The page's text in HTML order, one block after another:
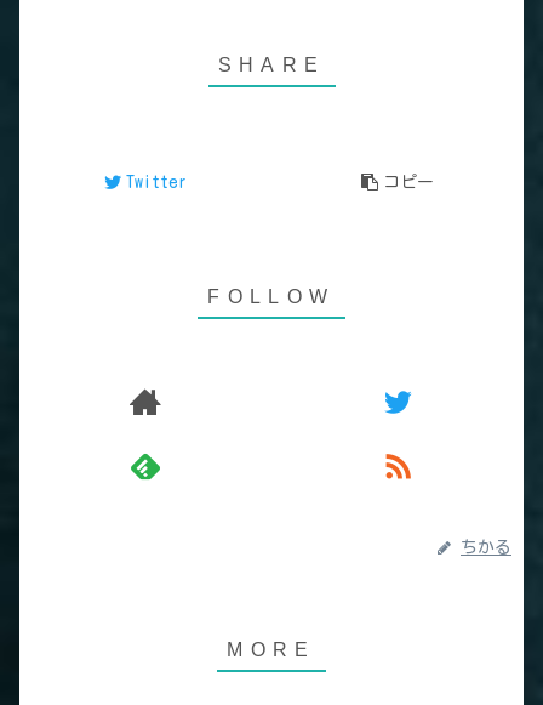
Twitter コピー
ちかる